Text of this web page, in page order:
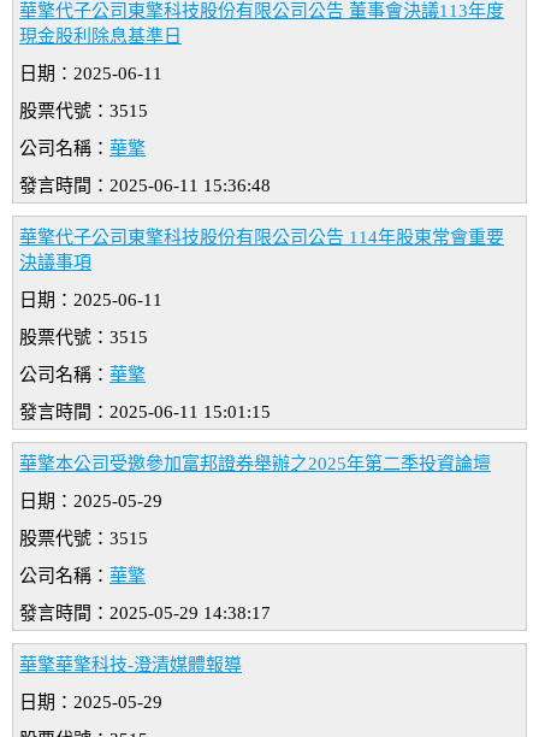
華擎代子公司東擎科技股份有限公司公告 董事會決議113年度
現金股利除息基準日
日期：2025-06-11
股票代號：3515
公司名稱： 華擎
發言時間：2025-06-11 15:36:48
華擎代子公司東擎科技股份有限公司公告 114年股東常會重要
決議事項
日期：2025-06-11
股票代號：3515
公司名稱： 華擎
發言時間：2025-06-11 15:01:15
華擎本公司受邀參加富邦證券舉辦之2025年第二季投資論壇
日期：2025-05-29
股票代號：3515
公司名稱： 華擎
發言時間：2025-05-29 14:38:17
華擎華擎科技-澄清媒體報導
日期：2025-05-29